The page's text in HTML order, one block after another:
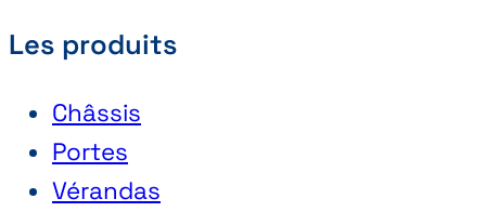
Les produits
Châssis
Portes
Vérandas